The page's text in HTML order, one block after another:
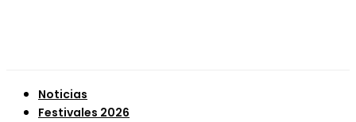
Noticias
Festivales 2026